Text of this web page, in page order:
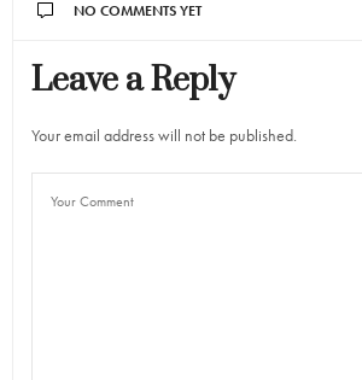
NO COMMENTS YET
Leave a Reply
Your email address will not be published.